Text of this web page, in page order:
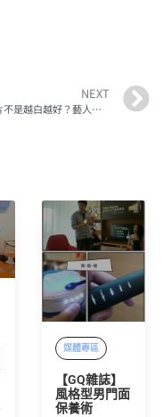
NEXT
陶瓷貼片不是越白越好？藝人潘若迪的失敗美齒案例
媒體專區
【GQ雜誌】
風格型男門面
保養術